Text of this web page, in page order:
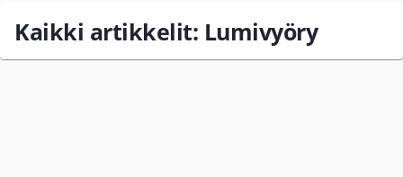
Kaikki artikkelit: Lumivyöry